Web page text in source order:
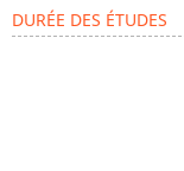
DURÉE DES ÉTUDES